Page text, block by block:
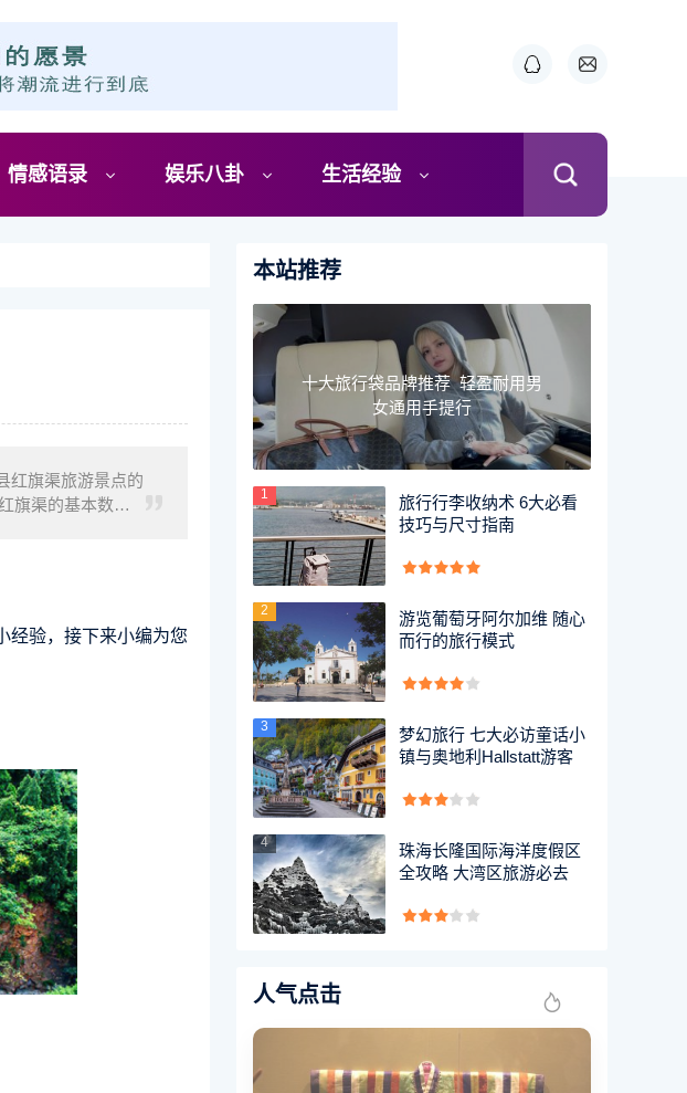
情感语录 娱乐八卦 生活经验
红旗渠旅游景点的
旗渠的基本数据
经验，接下来小编为您
本站推荐
十大旅行袋品牌推荐 轻盈耐用男
女通用手提行
1
旅行行李收纳术 6大必看
技巧与尺寸指南
2
游览葡萄牙阿尔加维 随心
而行的旅行模式
3
梦幻旅行 七大必访童话小
镇与奥地利Hallstatt游客
4
珠海长隆国际海洋度假区
全攻略 大湾区旅游必去
人气点击